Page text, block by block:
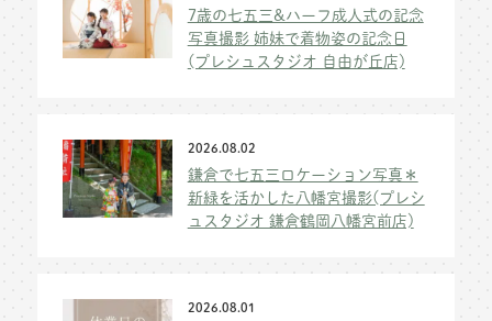
7歳の七五三&ハーフ成人式の記念
写真撮影 姉妹で着物姿の記念日
(プレシュスタジオ 自由が丘店)
2026.08.02
鎌倉で七五三ロケーション写真＊
新緑を活かした八幡宮撮影(プレシ
ュスタジオ 鎌倉鶴岡八幡宮前店)
2026.08.01